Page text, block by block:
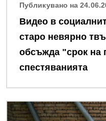
Публикувано на
Видео в
старо невярно
обсъжда "срок на
спестяванията
Снимка